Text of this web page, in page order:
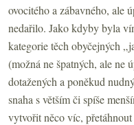
ovocitého a zábavného, ale
nedařilo. Jako kdyby byla
kategorie těch obyčejných
(možná ne špatných, ale ne
dotažených a poněkud
snaha s větším či spíše
vytvořit něco víc,